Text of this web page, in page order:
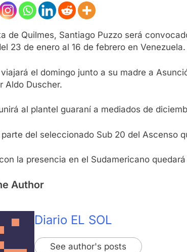
de Quilmes, Santiago Puzzo será
23 de enero al 16 de febrero en Venezuela.
viajará el domingo junto a su madre a
Aldo Duscher.
al plantel guaraní a mediados de
del seleccionado Sub 20 del Ascenso
la presencia en el Sudamericano
Author
Diario EL SOL
See author's posts